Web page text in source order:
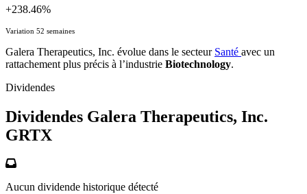
+238.46%
Variation 52 semaines
Galera Therapeutics, Inc. évolue dans le secteur Santé avec un
rattachement plus précis à l’industrie Biotechnology.
Dividendes
Dividendes Galera Therapeutics, Inc.
GRTX
Aucun dividende historique détecté